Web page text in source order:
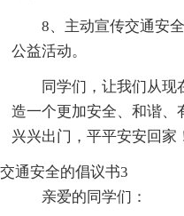
8、主动宣传交通安
公益活动。
同学们，让我们从现
造一个更加安全、和谐、
兴兴出门，平平安安回家
交通安全的倡议书3
亲爱的同学们：